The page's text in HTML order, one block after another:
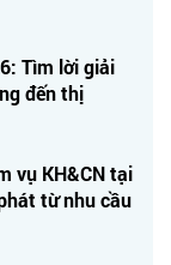
Tìm lời giải
đến thị
vụ KH&CN tại
từ nhu cầu